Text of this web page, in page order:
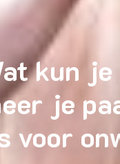
kun je
je
voor